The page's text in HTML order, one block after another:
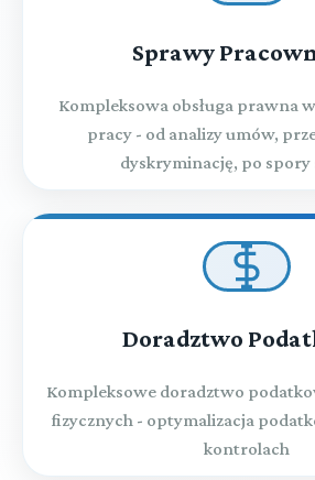
Sprawy
Kompleksowa obsługa prawna
pracy - od analizy umów,
dyskryminację, po spory
Doradztwo
Kompleksowe doradztwo
fizycznych - optymalizacja
kontrolach